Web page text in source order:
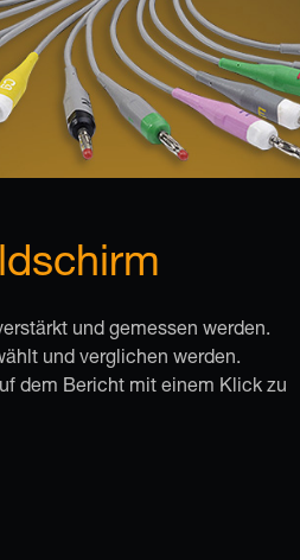
und gemessen werden.
und verglichen werden.
dem Bericht mit einem Klick zu